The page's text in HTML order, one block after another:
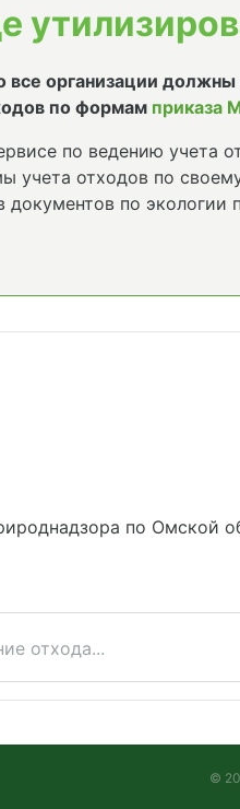
все организации
по формам приказа
по ведению учета
учета отходов по
документов по экологии
по Омской
отхода...
©